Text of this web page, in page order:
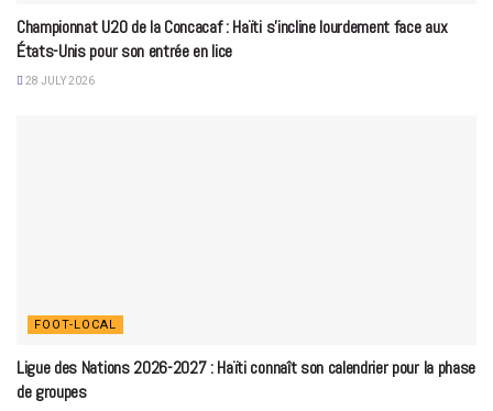
Championnat U20 de la Concacaf : Haïti s’incline lourdement face aux
États-Unis pour son entrée en lice
28 JULY 2026
FOOT-LOCAL
Ligue des Nations 2026-2027 : Haïti connaît son calendrier pour la phase
de groupes